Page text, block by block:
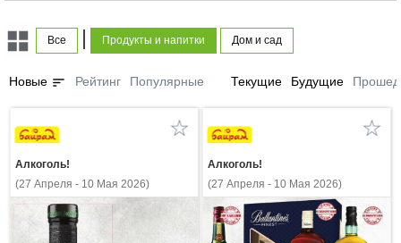
Все | Продукты и напитки Дом и сад
Новые sort Рейтинг Популярные Текущие Будущие
Алкоголь!
(27 Апреля - 10 Мая 2026)
Алкоголь!
(27 Апреля - 10 Мая 2026)